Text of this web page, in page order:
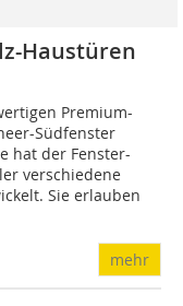
Haustüren
Premium-
Südfenster
hat der Fenster-
verschiedene
Sie erlauben
mehr